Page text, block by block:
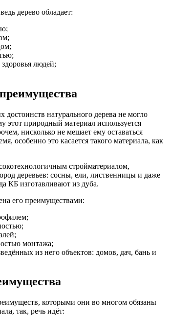
дерево обладает:
людей;
достоинств натурального дерева не могло
этот природный материал используется
нисколько не мешает ему оставаться
особенно это касается такого материала, как
стройматериалом,
деревьев: сосны, ели, лиственницы и даже
КБ изготавливают из дуба.
его преимуществами:
монтажа;
из него объектов: домов, дач, бань и
которыми они во многом обязаны
так, речь идёт: